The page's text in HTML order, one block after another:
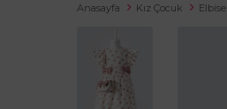
Anasayfa Kız Çocuk Elbise